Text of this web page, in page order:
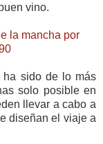
vino.
ha sido de lo más
solo posible en
llevar a cabo a
diseñan el viaje a